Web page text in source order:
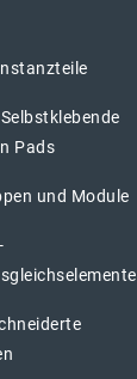
Pads
und Module